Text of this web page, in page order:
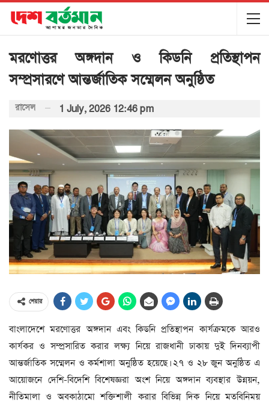
মরণোত্তর অঙ্গদান ও কিডনি প্রতিস্থাপন
সম্প্রসারণে আন্তর্জাতিক সম্মেলন অনুষ্ঠিত
রাসেল 1 July, 2026 12:46 pm
শেয়ার
বাংলাদেশে মরণোত্তর অঙ্গদান এবং কিডনি প্রতিস্থাপন কার্যক্রমকে আরও
কার্যকর ও সম্প্রসারিত করার লক্ষ্য নিয়ে রাজধানী ঢাকায় দুই দিনব্যাপী
আন্তর্জাতিক সম্মেলন ও কর্মশালা অনুষ্ঠিত হয়েছে। ২৭ ও ২৮ জুন অনুষ্ঠিত এ
আয়োজনে দেশি-বিদেশি বিশেষজ্ঞরা অংশ নিয়ে অঙ্গদান ব্যবস্থার উন্নয়ন,
নীতিমালা ও অবকাঠামো শক্তিশালী করার বিভিন্ন দিক নিয়ে মতবিনিময়